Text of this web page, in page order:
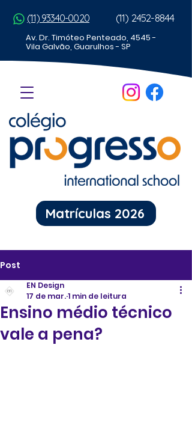
(11) 93340-0020 (11) 2452-8844
Av. Dr. Timóteo Penteado, 4545 -
Vila Galvão, Guarulhos - SP
Matrículas 2026
Post
Ensino médio técnico
vale a pena?
EN Design
17 de mar.1 min de leitura